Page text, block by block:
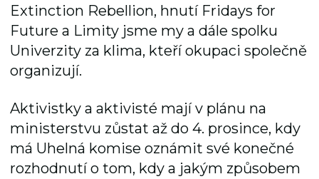
Extinction Rebellion, hnutí Fridays for
Future a Limity jsme my a dále spolku
Univerzity za klima, kteří okupaci společně
organizují.
Aktivistky a aktivisté mají v plánu na
ministerstvu zůstat až do 4. prosince, kdy
má Uhelná komise oznámit své konečné
rozhodnutí o tom, kdy a jakým způsobem